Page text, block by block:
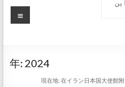
メ
ニ
年: 2024
現在地:在イラン日本国大使館